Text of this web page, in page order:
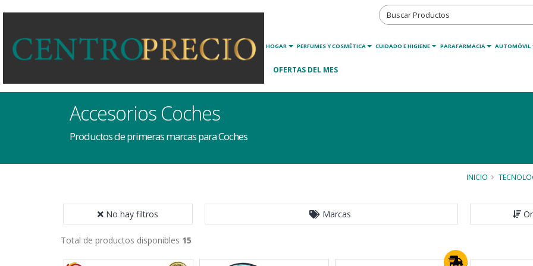
HOGAR PERFUMES Y COSMÉTICA CUIDADO E HIGIENE PARAFARMACIA AUTOMÓVIL
OFERTAS DEL MES
Accesorios Coches
Productos de primeras marcas para Coches
INICIO
No hay filtros Marcas
Total de productos disponibles 15